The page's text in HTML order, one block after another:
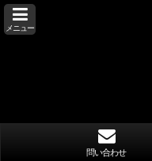
メニュー
問い合わせ